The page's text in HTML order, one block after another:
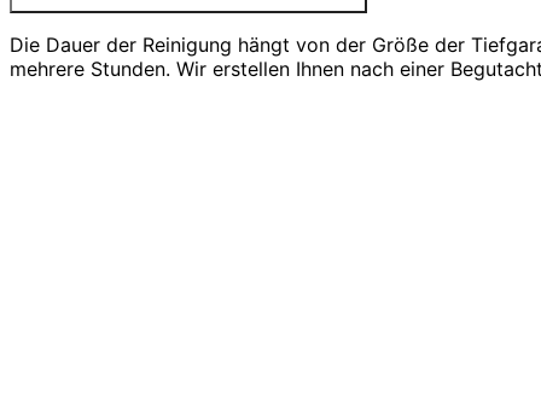
Die Dauer der Reinigung hängt von der Größe der
mehrere Stunden. Wir erstellen Ihnen nach einer